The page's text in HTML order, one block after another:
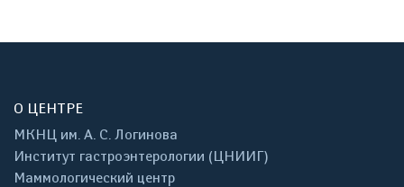
О ЦЕНТРЕ
МКНЦ им. А. С. Логинова
Институт гастроэнтерологии (ЦНИИГ)
Маммологический центр